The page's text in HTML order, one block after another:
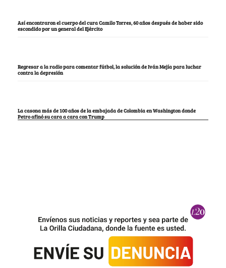
Así encontraron el cuerpo del cura Camilo Torres, 60 años después de haber sido
escondido por un general del Ejército
Regresar a la radio para comentar fútbol, la solución de Iván Mejía para luchar
contra la depresión
La casona más de 100 años de la embajada de Colombia en Washington donde
Petro afinó su cara a cara con Trump